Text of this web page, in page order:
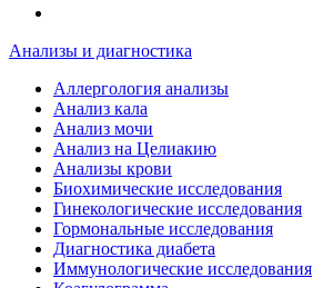
Анализы и диагностика
Аллергология анализы
Анализ кала
Анализ мочи
Анализ на Целиакию
Анализы крови
Биохимические исследования
Гинекологические исследования
Гормональные исследования
Диагностика диабета
Иммунологические исследования